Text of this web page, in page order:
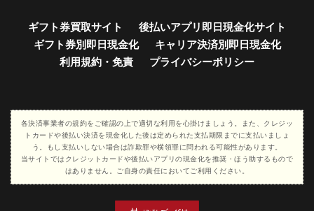
ギフト券買取サイト
後払いアプリ即日現金化サイト
ギフト券別即日現金化
キャリア決済別即日現金化
利用規約・免責
プライバシーポリシー
各決済事業者の規約をご確認の上で適切な利用を心掛けましょう。また、クレジッ
トカードや後払い決済を現金化した後は定められた支払期限までに支払いましょ
う。もし支払いしない場合は詐欺罪や横領罪に問われる可能性があります。
当サイトではクレジットカードや後払いアプリの現金化を推奨・ほう助するもので
はありません。ご自身の責任においてご利用ください。